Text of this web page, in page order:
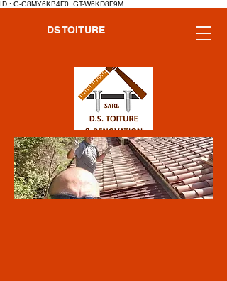
ID : G-G8MY6KB4F0, GT-W6KD8F9M
DS TOITURE